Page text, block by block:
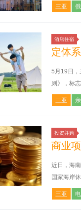
三亚
酒店住宿
定体系
5月19日，
则》，标
三亚
投资并购
商业
近日，海
国家海岸
三亚